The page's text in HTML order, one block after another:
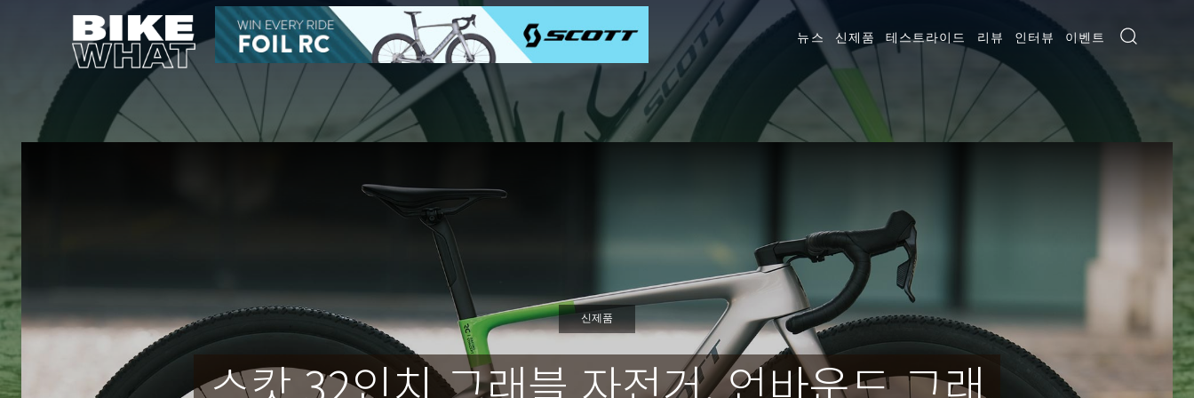
뉴스 신제품 테스트라이드 리뷰 인터뷰 이벤트
신제품
스캇 32인치 그래블 자전거, 언바운드 그래